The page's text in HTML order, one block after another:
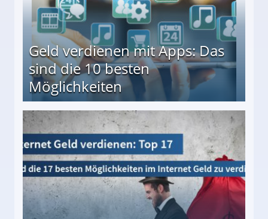
Geld verdienen mit Apps: Das
sind die 10 besten
Möglichkeiten
besten Möglichkeiten